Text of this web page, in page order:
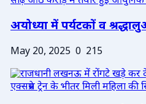
अयोध्या में पर्यटकों व
May 20, 2025 0 215